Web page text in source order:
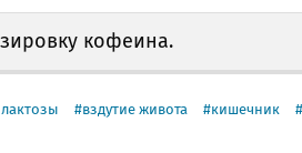
кофеина.
вздутие живота кишечник